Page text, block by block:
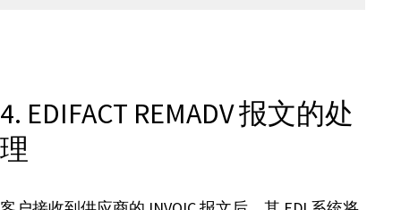
4. EDIFACT REMADV 报文的处
理